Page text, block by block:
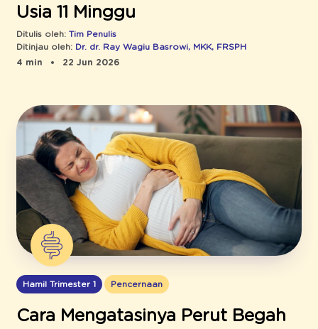
Usia 11 Minggu
Ditulis oleh: Tim Penulis
Ditinjau oleh: Dr. dr. Ray Wagiu Basrowi, MKK, FRSPH
4 min
22 Jun 2026
Hamil Trimester 1 Pencernaan
Cara Mengatasinya Perut Begah